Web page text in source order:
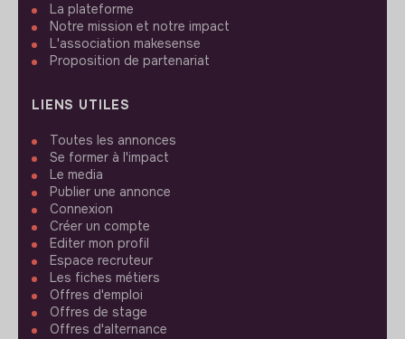
La plateforme
Notre mission et notre impact
L'association makesense
Proposition de partenariat
LIENS UTILES
Toutes les annonces
Se former à l'impact
Le media
Publier une annonce
Connexion
Créer un compte
Editer mon profil
Espace recruteur
Les fiches métiers
Offres d'emploi
Offres de stage
Offres d'alternance